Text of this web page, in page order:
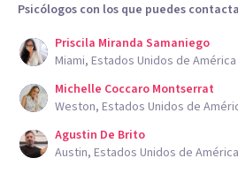
Psicólogos con los que puedes
Priscila Miranda Samaniego
Miami, Estados Unidos de América
Michelle Coccaro Montserrat
Weston, Estados Unidos de
Agustin De Brito
Austin, Estados Unidos de América